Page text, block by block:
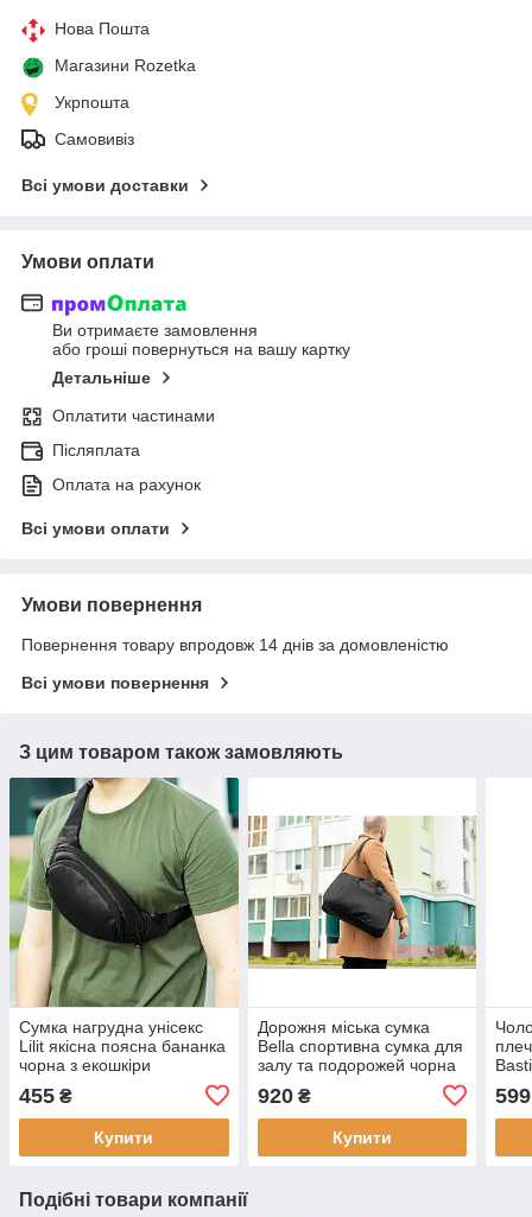
Нова Пошта
Магазини Rozetka
Укрпошта
Самовивіз
Всі умови доставки
Умови оплати
Ви отримаєте замовлення
або гроші повернуться на вашу картку
Детальніше
Оплатити частинами
Післяплата
Оплата на рахунок
Всі умови оплати
Умови повернення
Повернення товару впродовж 14 днів за домовленістю
Всі умови повернення
З цим товаром також замовляють
Сумка нагрудна унісекс
Lilit якісна поясна бананка
чорна з екошкіри
455 ₴
Купити
Дорожня міська сумка
Bella спортивна сумка для
залу та подорожей чорна
920₴
Купити
599
Подібні товари компанії